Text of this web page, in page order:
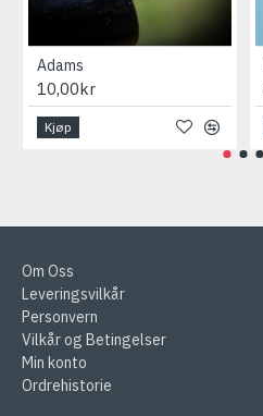
Adams
10,00kr
Kjøp
Om Oss
Leveringsvilkår
Personvern
Vilkår og Betingelser
Min konto
Ordrehistorie